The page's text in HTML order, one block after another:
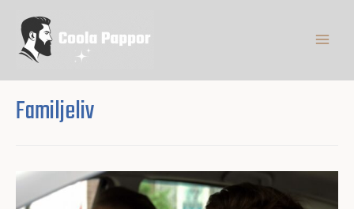
Familjeliv